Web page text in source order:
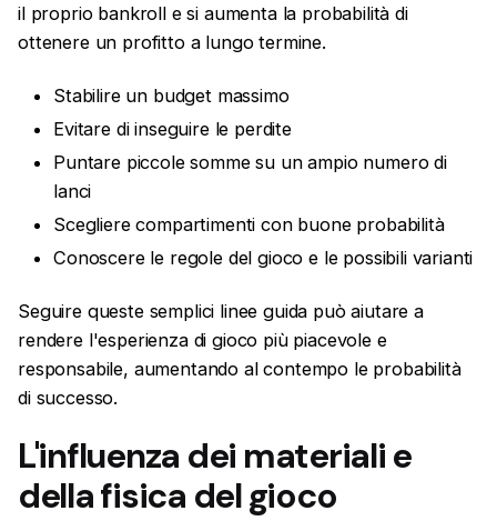
il proprio bankroll e si aumenta la probabilità di
ottenere un profitto a lungo termine.
Stabilire un budget massimo
Evitare di inseguire le perdite
Puntare piccole somme su un ampio numero di
lanci
Scegliere compartimenti con buone probabilità
Conoscere le regole del gioco e le possibili varianti
Seguire queste semplici linee guida può aiutare a
rendere l'esperienza di gioco più piacevole e
responsabile, aumentando al contempo le probabilità
di successo.
L'influenza dei materiali e
della fisica del gioco